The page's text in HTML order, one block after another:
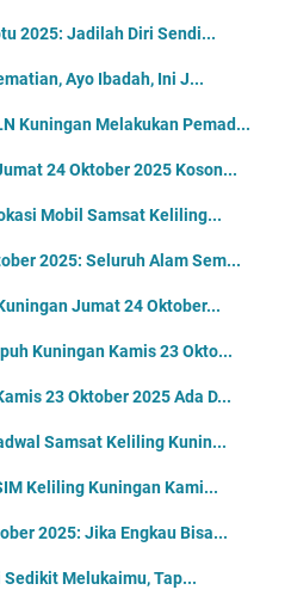
2025: Jadilah Diri Sendi...
Ayo Ibadah, Ini J...
Kuningan Melakukan Pemad...
24 Oktober 2025 Koson...
Mobil Samsat Keliling...
2025: Seluruh Alam Sem...
Jumat 24 Oktober...
Kuningan Kamis 23 Okto...
23 Oktober 2025 Ada D...
Samsat Keliling Kunin...
Keliling Kuningan Kami...
2025: Jika Engkau Bisa...
Melukaimu, Tap...